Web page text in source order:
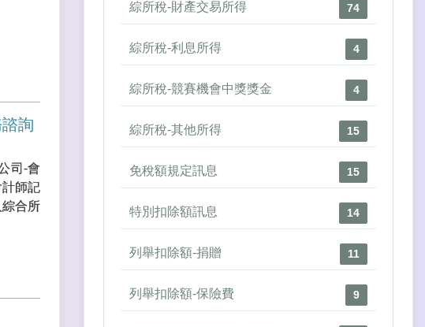
詢
司-會
師記
合所
綜所稅-財產交易所得 74
綜所稅-利息所得 4
綜所稅-競賽機會中獎獎金 4
綜所稅-其他所得 15
免稅額規定訊息 15
特別扣除額訊息 14
列舉扣除額-捐贈 11
列舉扣除額-保險費 9